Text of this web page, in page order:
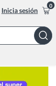
Inicia sesión
0